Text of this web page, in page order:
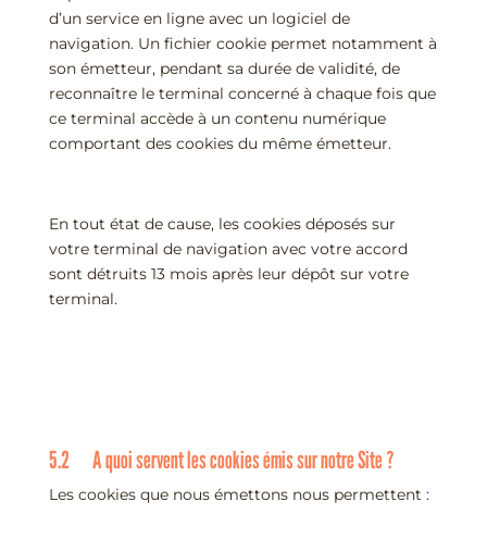
d’un service en ligne avec un logiciel de
navigation. Un fichier cookie permet notamment à
son émetteur, pendant sa durée de validité, de
reconnaître le terminal concerné à chaque fois que
ce terminal accède à un contenu numérique
comportant des cookies du même émetteur.
En tout état de cause, les cookies déposés sur
votre terminal de navigation avec votre accord
sont détruits 13 mois après leur dépôt sur votre
terminal.
5.2 A quoi servent les cookies émis sur notre Site ?
Les cookies que nous émettons nous permettent :